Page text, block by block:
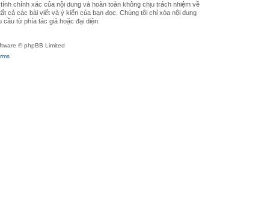
chính xác của nội dung và hoàn toàn không chịu trách nhiệm về
cả các bài viết và ý kiến của bạn đọc. Chúng tôi chỉ xóa nội dung
từ phía tác giả hoặc đại diện.
© phpBB Limited